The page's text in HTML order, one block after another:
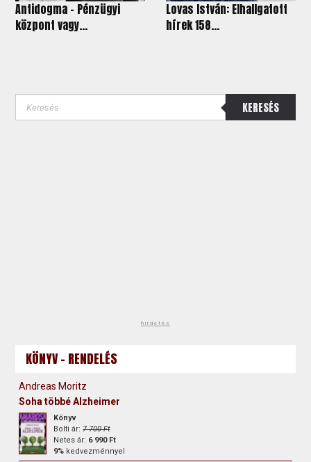
Antidogma - Pénzügyi
központ vagy...
Lovas István: Elhallgatott
hírek 158...
KERESÉS
hirdetés
KÖNYV - RENDELÉS
Andreas Moritz
Soha többé Alzheimer
Könyv
Bolti ár:7 700 Ft
Netes ár: 6 990 Ft
9% kedvezménnyel